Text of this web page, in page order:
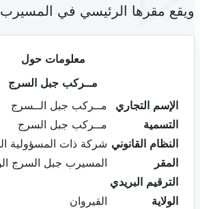
ويقع مقرها الرئيسي في المسيرب
معلومات حول
مــركب جبل السرج
الإسم التجاري
مــركب جبل الــسرج
التسمية
مــركب جبل السرج
النظام القانوني شركة ذات المسؤولية
المقر
المسيرب جبل السرج
الترقيم البريدي
الولاية
القيروان